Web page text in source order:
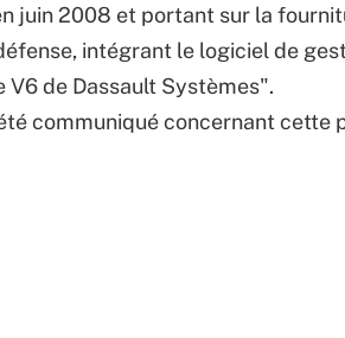
juin 2008 et portant sur la
intégrant le logiciel de
de Dassault Systèmes".
communiqué concernant cette